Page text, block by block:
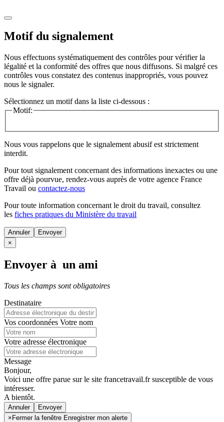
Motif du signalement
Nous effectuons systématiquement des contrôles pour vérifier la
légalité et la conformité des offres que nous diffusons. Si malgré ces
contrôles vous constatez des contenus inappropriés, vous pouvez
nous le signaler.
Sélectionnez un motif dans la liste ci-dessous :
Motif:
Nous vous rappelons que le signalement abusif est strictement
interdit.
Pour tout signalement concernant des informations inexactes ou une
offre déjà pourvue, rendez-vous auprès de votre agence France
Travail ou contactez-nous
Pour toute information concernant le droit du travail, consultez
les fiches pratiques du Ministère du travail
Annuler
×
Envoyer à un ami
Tous les champs sont obligatoires
Destinataire
Vos coordonnées Votre nom
Votre adresse électronique
Message
Bonjour,
Voici une offre parue sur le site francetravail.fr susceptible de vous
intéresser.
A bientôt.
Annuler
× Fermer la fenêtre Enregistrer mon alerte